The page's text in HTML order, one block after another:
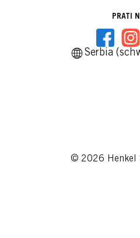
PRATI
Serbia
© 2026 Henkel